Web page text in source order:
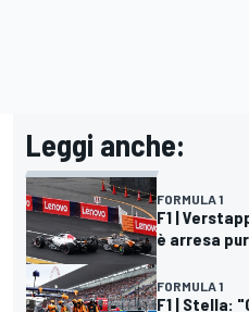
Leggi anche:
FORMULA 1
F1 |
è arresa
FORMULA 1
F1 | Stella: